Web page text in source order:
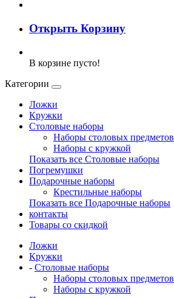
Открыть Корзину
В корзине пусто!
Категории
Ложки
Кружки
Столовые наборы
Наборы столовых предметов
Наборы с кружкой
Показать все Столовые наборы
Погремушки
Подарочные наборы
Крестильные наборы
Показать все Подарочные наборы
контакты
Товары со скидкой
Ложки
Кружки
- Столовые наборы
Наборы столовых предметов
Наборы с кружкой